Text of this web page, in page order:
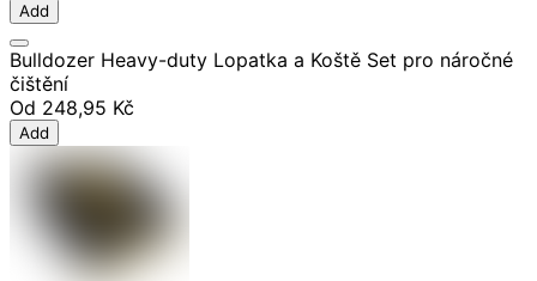
Add
Bulldozer Heavy-duty Lopatka a Koště Set pro náročné
čištění
Od 248,95 Kč
Add